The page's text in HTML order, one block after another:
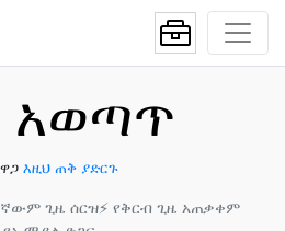
አወጣጥ
እዚህ ጠቅ ያድርጉ
ጊዜ ሰርዝ⚡ የቅርብ ጊዜ አጠቃቀም